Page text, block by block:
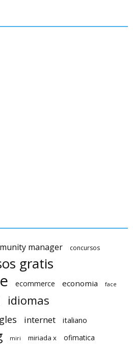
manager concursos
gratis
ecommerce economia face
idiomas
internet italiano
miri miriada x ofimatica